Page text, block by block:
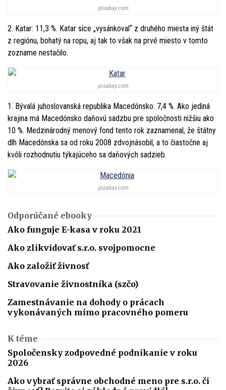
pixabay.com
2. Katar: 11,3 %. Katar síce „vysánkoval“ z druhého miesta iný štát
z regiónu, bohatý na ropu, aj tak to však na prvé miesto v tomto
zozname nestačilo.
pixabay.com
1. Bývalá juhoslovanská republika Macedónsko: 7,4 %. Ako jediná
krajina má Macedónsko daňovú sadzbu pre spoločnosti nižšiu ako
10 %. Medzinárodný menový fond tento rok zaznamenal, že štátny
dlh Macedónska sa od roku 2008 zdvojnásobil, a to čiastočne aj
kvôli rozhodnutiu týkajúceho sa daňových sadzieb.
pixabay.com
Odporúčané ebooky
Ako funguje E-kasa v roku 2021
Ako zlikvidovať s.r.o. svojpomocne
Ako založiť živnosť
Stravovanie živnostníka (szčo)
Zamestnávanie na dohody o prácach
vykonávaných mimo pracovného pomeru
K téme
Spoločensky zodpovedné podnikanie v roku
2026
Ako vybrať správne obchodné meno pre s.r.o. či